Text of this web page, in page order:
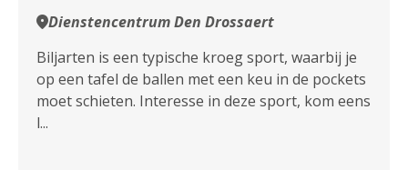
Dienstencentrum Den Drossaert
Biljarten is een typische kroeg sport, waarbij je
op een tafel de ballen met een keu in de pockets
moet schieten. Interesse in deze sport, kom eens
l...